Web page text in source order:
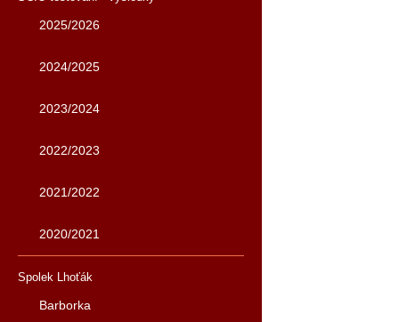
2025/2026
2024/2025
2023/2024
2022/2023
2021/2022
2020/2021
Spolek Lhoťák
Barborka